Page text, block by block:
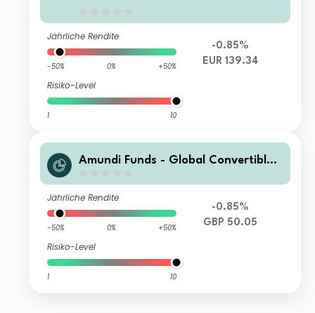
Jährliche Rendite
-50% 0% +50%
Risiko-Level
1 10
-0.85%
EUR 139.34
Amundi Funds - Global Convertible
Jährliche Rendite
-50% 0% +50%
Risiko-Level
1 10
-0.85%
GBP 50.05